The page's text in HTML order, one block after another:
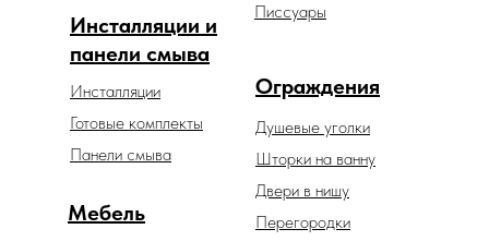
Мебель
Ограждения
Душевые уголки
Шторки на ванну
Двери в нишу
Перегородки
Инсталляции и
панели смыва
Инсталляции
Готовые комплекты
Панели смыва
Писсуары